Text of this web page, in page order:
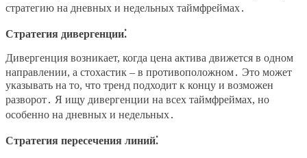
стратегию на дневных и недельных таймфреймах․
Стратегия дивергенции⁚
Дивергенция возникает, когда цена актива движется в одном
направлении, а стохастик – в противоположном․ Это может
указывать на то, что тренд подходит к концу и возможен
разворот․ Я ищу дивергенции на всех таймфреймах, но
особенно на дневных и недельных․
Стратегия пересечения линий⁚